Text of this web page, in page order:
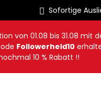
Sofortige Auslieferung
von 01.08 bis 31.08 mit
Followerheld10
10 % Rabatt !!